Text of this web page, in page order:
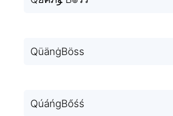
QüänġBöss
QúáńgBőśś